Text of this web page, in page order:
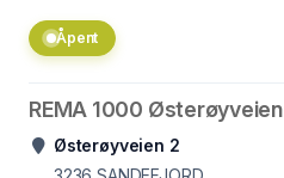
Åpent
REMA 1000 Østerøyveien
Østerøyveien 2